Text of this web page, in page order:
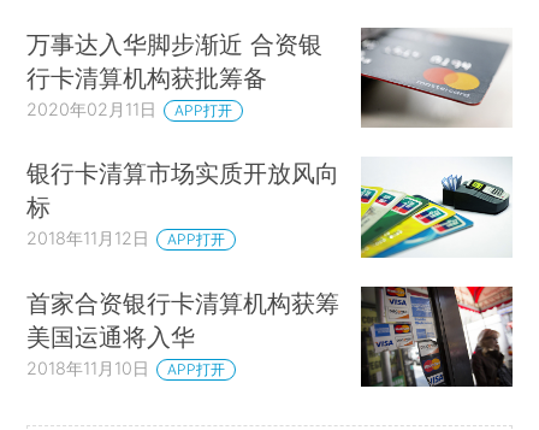
万事达入华脚步渐近 合资银
行卡清算机构获批筹备
2020年02月11日 APP打开
银行卡清算市场实质开放风向
标
2018年11月12日 APP打开
首家合资银行卡清算机构获筹
美国运通将入华
2018年11月10日 APP打开